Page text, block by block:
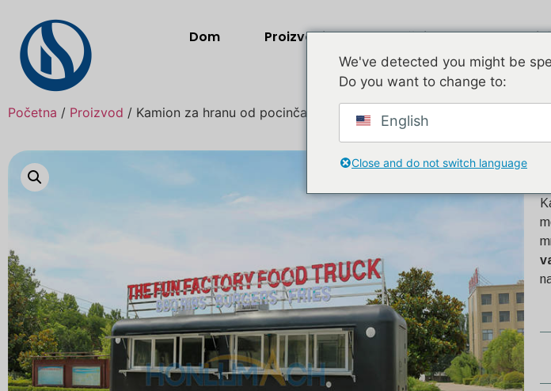
Dom Proizvodi Zračni tok
Početna / Proizvod / Kamion za hranu od pocinčanog čelika od 26 stopa
We've detected you might be
Do you want to change to:
English
Close and do not switch language